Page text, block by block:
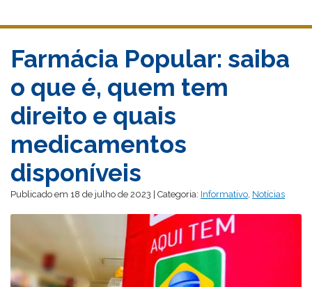
Farmácia Popular: saiba
o que é, quem tem
direito e quais
medicamentos
disponíveis
Publicado em 18 de julho de 2023 | Categoria: Informativo, Notícias